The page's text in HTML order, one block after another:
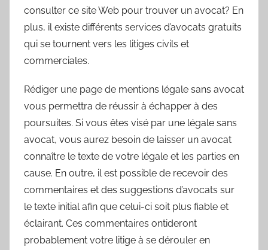
consulter ce site Web pour trouver un avocat? En
plus, il existe différents services d’avocats gratuits
qui se tournent vers les litiges civils et
commerciales.
Rédiger une page de mentions légale sans avocat
vous permettra de réussir à échapper à des
poursuites. Si vous êtes visé par une légale sans
avocat, vous aurez besoin de laisser un avocat
connaître le texte de votre légale et les parties en
cause. En outre, il est possible de recevoir des
commentaires et des suggestions d’avocats sur
le texte initial afin que celui-ci soit plus fiable et
éclairant. Ces commentaires ontideront
probablement votre litige à se dérouler en